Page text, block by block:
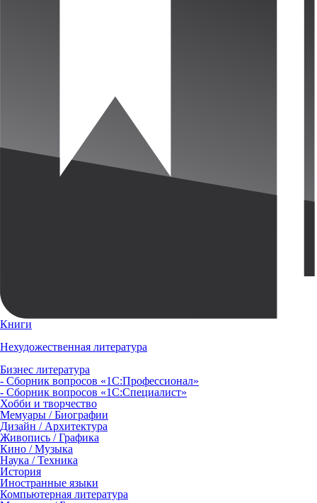
Книги
Нехудожественная литература
Бизнес литература
- Сборник вопросов «1С:Профессионал»
- Сборник вопросов «1С:Специалист»
Хобби и творчество
Мемуары / Биографии
Дизайн / Архитектура
Живопись / Графика
Кино / Музыка
Наука / Техника
История
Иностранные языки
Компьютерная литература